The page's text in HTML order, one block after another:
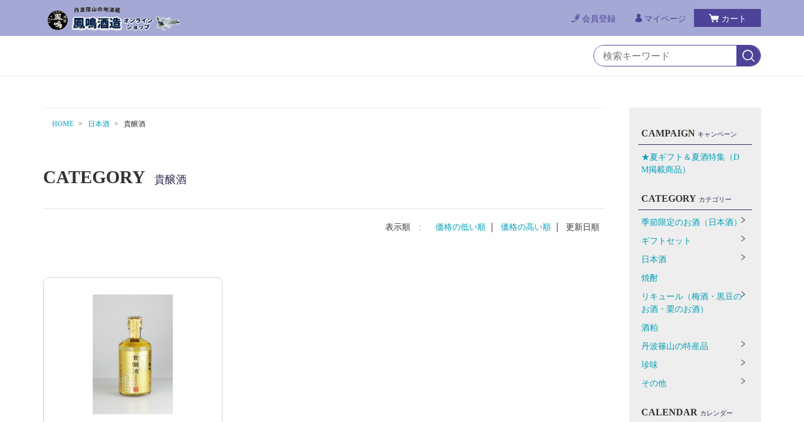
会員登録 マイページ カート
HOME 日本酒 貴醸酒
CATEGORY 貴醸酒
表示順 : 価格の低い順 価格の高い順 更新日順
CAMPAIGN キャンペーン
★夏ギフト＆夏酒特集（D
M掲載商品）
CATEGORY カテゴリー
季節限定のお酒（日本酒）
ギフトセット
日本酒
焼酎
リキュール（梅酒・黒豆の
お酒・栗のお酒）
酒粕
丹波篠山の特産品
珍味
その他
CALENDAR カレンダー